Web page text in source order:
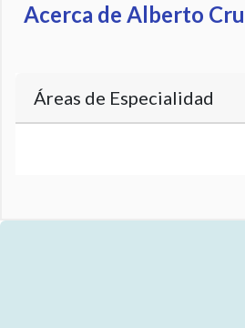
Acerca de Alberto
Áreas de Especialidad